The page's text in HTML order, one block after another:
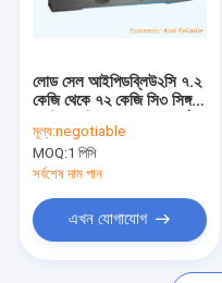
যোগাযোগ করুন
লোড সেল আইপিডব্লিউ২সি ৭.২
কেজি থেকে ৭২ কেজি সি৩ সিঙ্গল
সেন্সর অ্যালুমিনিয়াম ওজন সেন্সর
স্ট্যাটিক ওয়েজিং 2mv/v
মূল্য:negotiable
MOQ:1 পিসি
সর্বশেষ দাম পান
এখন যোগাযোগ